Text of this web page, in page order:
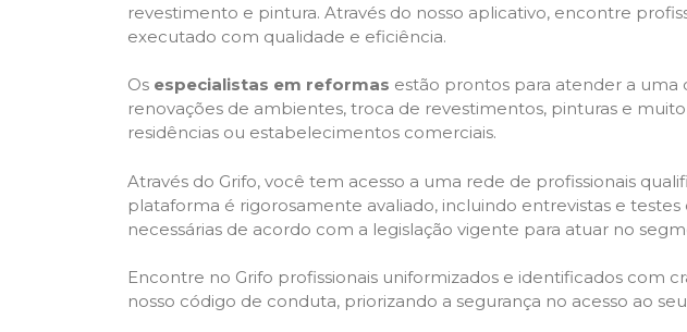
revestimento e pintura. Através do nosso aplicativo, encontre
executado com qualidade e eficiência.
Os especialistas em reformas estão prontos para atender a uma
renovações de ambientes, troca de revestimentos, pinturas e
residências ou estabelecimentos comerciais.
Através do Grifo, você tem acesso a uma rede de profissionais
plataforma é rigorosamente avaliado, incluindo entrevistas e
necessárias de acordo com a legislação vigente para atuar no
Encontre no Grifo profissionais uniformizados e identificados com
nosso código de conduta, priorizando a segurança no acesso ao